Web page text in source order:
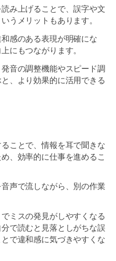
み上げることで、誤字や文
うメリットもあります。
感のある表現が明確にな
にもつながります。
音の調整機能やスピード調
、より効果的に活用できる
ことで、情報を耳で聞きな
、効率的に仕事を進めるこ
声で流しながら、別の作業
ミスの発見がしやすくなる
で読むと見落としがちな誤
で違和感に気づきやすくな